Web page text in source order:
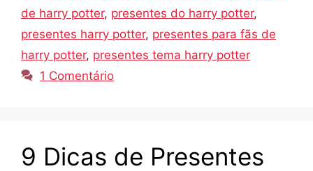
de harry potter, presentes do harry potter,
presentes harry potter, presentes para fãs de
harry potter, presentes tema harry potter
1 Comentário
9 Dicas de Presentes